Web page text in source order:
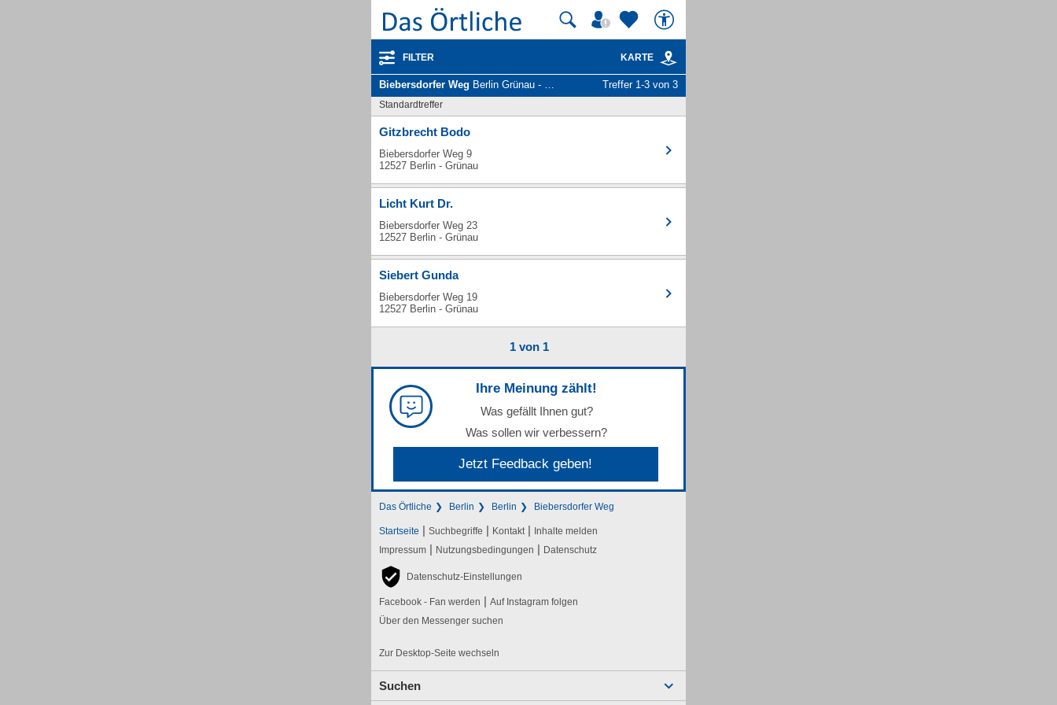
FILTER KARTE
Biebersdorfer Weg Berlin Grünau - Unternehmen und Personen Treffer 1-3 von 3
Standardtreffer
Gitzbrecht Bodo
Biebersdorfer Weg 9
12527 Berlin - Grünau
Licht Kurt Dr.
Biebersdorfer Weg 23
12527 Berlin - Grünau
Siebert Gunda
Biebersdorfer Weg 19
12527 Berlin - Grünau
1 von 1
Ihre Meinung zählt!
Was gefällt Ihnen gut?
Was sollen wir verbessern?
Jetzt Feedback geben!
Das Örtliche Berlin Berlin Biebersdorfer Weg
Startseite | Suchbegriffe | Kontakt | Inhalte melden
Impressum | Nutzungsbedingungen | Datenschutz
Datenschutz-Einstellungen
Facebook - Fan werden | Auf Instagram folgen
Über den Messenger suchen
Zur Desktop-Seite wechseln
Suchen